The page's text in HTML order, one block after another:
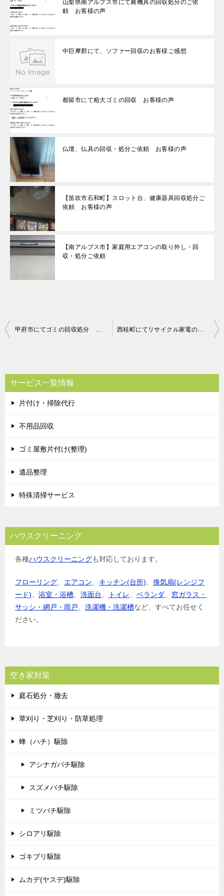
山梨県南アルプス市にて農機具の回収処分のご依
頼 お客様の声
中巨摩郡にて、ソファー回収のお客様ご感想
都留市にて粗大ゴミの回収 お客様の声
仏壇、仏具の回収・処分ご依頼 お客様の声
【笛吹市石和町】スロット台、健康器具回収処分ご
依頼 お客様の声
【南アルプス市】家庭用エアコンの取り外し・回
収・処分ご依頼
投
ビ
ゲ
ー
シ
甲府市にてゴミの回収処分 お客様の声 西桂町にてリサイクル家電の引き取り お客様の声
サービス一覧情報
片付け・掃除代行
不用品回収
ゴミ屋敷片付け(整理)
遺品整理
特殊清掃サービス
ハウスクリーニング
各種ハウスクリーニングも対応しております。
フローリング、 エアコン、 キッチン(台所)、 換気扇(レンジフ
ード)、 浴室・浴槽、 洗面台、 トイレ、 ベランダ、 窓ガラス・
サッシ・網戸・雨戸、 洗濯機・洗濯槽など、すべてお任せく
ださい。
空き家対策
庭石処分・撤去
草刈り・芝刈り・防草処理
蜂（ハチ）駆除
アシナガバチ駆除
スズメバチ駆除
ミツバチ駆除
シロアリ駆除
ゴキブリ駆除
ムカデ(ヤスデ)駆除